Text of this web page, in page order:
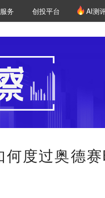
堂务 创投平台 AI测
何度过奥德